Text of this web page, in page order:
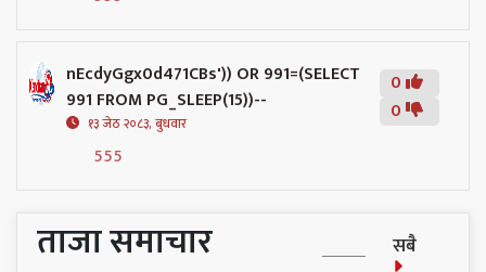
nEcdyGgx0d471CBs')) OR 991=(SELECT
991 FROM PG_SLEEP(15))--
१३ जेठ २०८३, बुधवार
0
0
555
ताजा समाचार सबै